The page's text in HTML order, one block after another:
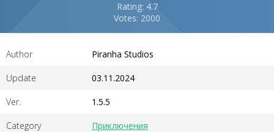
Rating: 4.7
Votes: 2000
Author Piranha Studios
Update 03.11.2024
Ver. 1.5.5
Category Приключения